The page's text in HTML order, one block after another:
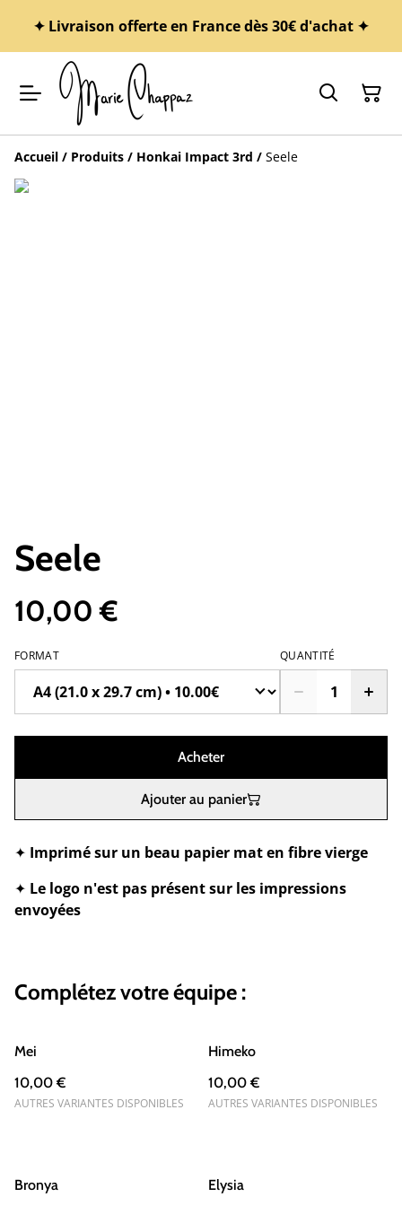
✦ Livraison offerte en France dès 30€ d'achat ✦
Accueil / Produits / Honkai Impact 3rd / Seele
Seele
10,00 €
FORMAT QUANTITÉ
Acheter
Ajouter au panier
✦ Imprimé sur un beau papier mat en fibre vierge
✦ Le logo n'est pas présent sur les impressions
envoyées
Complétez votre équipe :
Mei
10,00 €
AUTRES VARIANTES DISPONIBLES
Himeko
10,00 €
AUTRES VARIANTES DISPONIBLES
Bronya Elysia